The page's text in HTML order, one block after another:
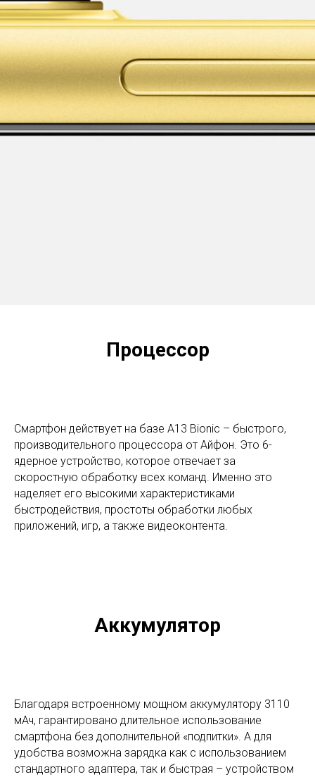
Процессор
Смартфон действует на базе A13 Bionic – быстрого,
производительного процессора от Айфон. Это 6-
ядерное устройство, которое отвечает за
скоростную обработку всех команд. Именно это
наделяет его высокими характеристиками
быстродействия, простоты обработки любых
приложений, игр, а также видеоконтента.
Аккумулятор
Благодаря встроенному мощном аккумулятору 3110
мАч, гарантировано длительное использование
смартфона без дополнительной «подпитки». А для
удобства возможна зарядка как с использованием
стандартного адаптера, так и быстрая – устройством